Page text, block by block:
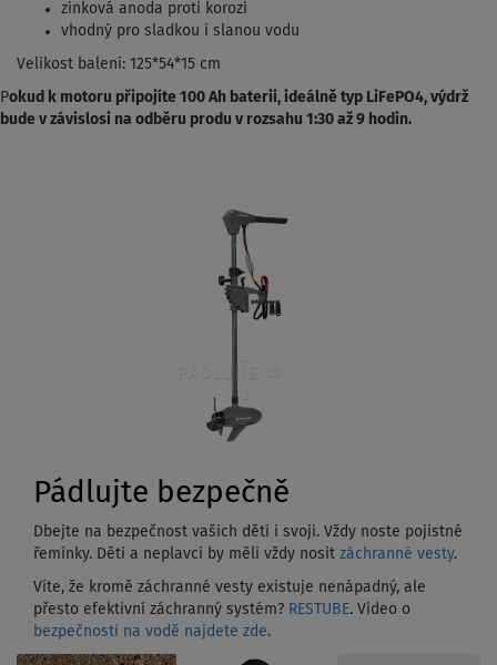
zinková anoda proti korozi
vhodný pro sladkou i slanou vodu
Velikost balení: 125*54*15 cm
Pokud k motoru připojíte 100 Ah baterii, ideálně typ LiFePO4, výdrž
bude v závislosi na odběru produ v rozsahu 1:30 až 9 hodin.
Pádlujte bezpečně
Dbejte na bezpečnost vašich dětí i svoji. Vždy noste pojistné
řemínky. Děti a neplavci by měli vždy nosit záchranné vesty.
Víte, že kromě záchranné vesty existuje nenápadný, ale
přesto efektivní záchranný systém? RESTUBE. Video o
bezpečnosti na vodě najdete zde.